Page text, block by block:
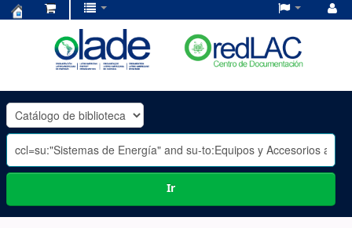
OLADE
-
Ir